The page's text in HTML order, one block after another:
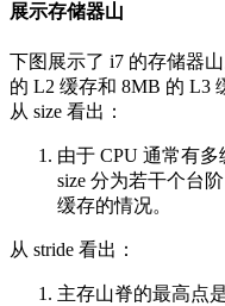
展示存储器山
下图展示了 i7 的存储器
的 L2 缓存和 8MB 的 L3
从 size 看出：
由于 CPU 通常有
size 分为若干个台
缓存的情况。
从 stride 看出：
主存山脊的最高点